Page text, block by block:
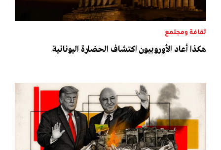
ثقافة ومجتمع
هكذا أعاد الأوروبيون اكتشاف الحضارة اليونانية